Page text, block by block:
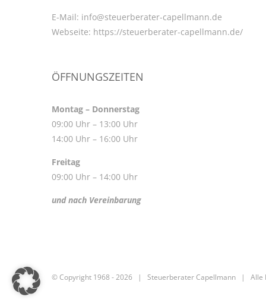
E-Mail: info@steuerberater-capellmann.de
Webseite: https://steuerberater-capellmann.de/
ÖFFNUNGSZEITEN
Montag – Donnerstag
09:00 Uhr – 13:00 Uhr
14:00 Uhr – 16:00 Uhr
Freitag
09:00 Uhr – 14:00 Uhr
und nach Vereinbarung
© Copyright 1968 -2026 | Steuerberater Capellmann | Alle